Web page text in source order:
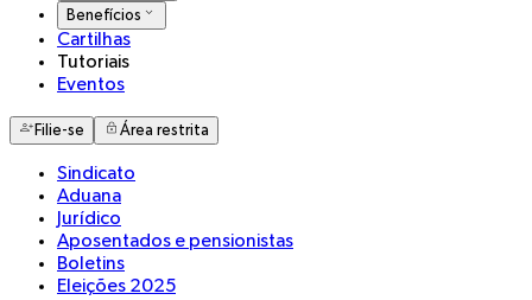
Benefícios
Cartilhas
Tutoriais
Eventos
Filie-se Área restrita
Sindicato
Aduana
Jurídico
Aposentados e pensionistas
Boletins
Eleições 2025